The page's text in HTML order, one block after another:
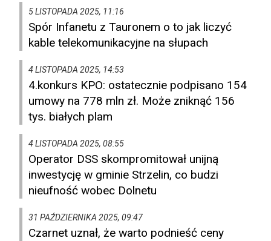
5 LISTOPADA 2025, 11:16
Spór Infanetu z Tauronem o to jak liczyć
kable telekomunikacyjne na słupach
4 LISTOPADA 2025, 14:53
4.konkurs KPO: ostatecznie podpisano 154
umowy na 778 mln zł. Może zniknąć 156
tys. białych plam
4 LISTOPADA 2025, 08:55
Operator DSS skompromitował unijną
inwestycję w gminie Strzelin, co budzi
nieufność wobec Dolnetu
31 PAŹDZIERNIKA 2025, 09:47
Czarnet uznał, że warto podnieść ceny